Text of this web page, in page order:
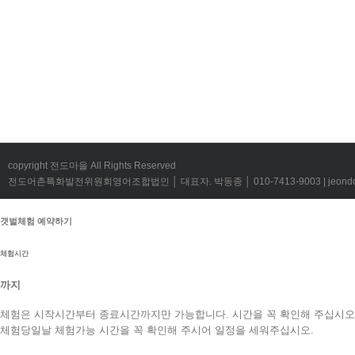
copyright 전도마을 All Rights Reserved
전도어촌특화발전위원회영어조합법인 │ 대표자. 박동종 │ 010-7413-9003 |
갯벌체험 예약하기
체험시간
까지
체험은 시작시간부터 종료시간까지만 가능합니다. 시간을 꼭 확인해 주십시
체험당일날 체험가능 시간을 꼭 확인해 주시어 일정을 세워주십시오.